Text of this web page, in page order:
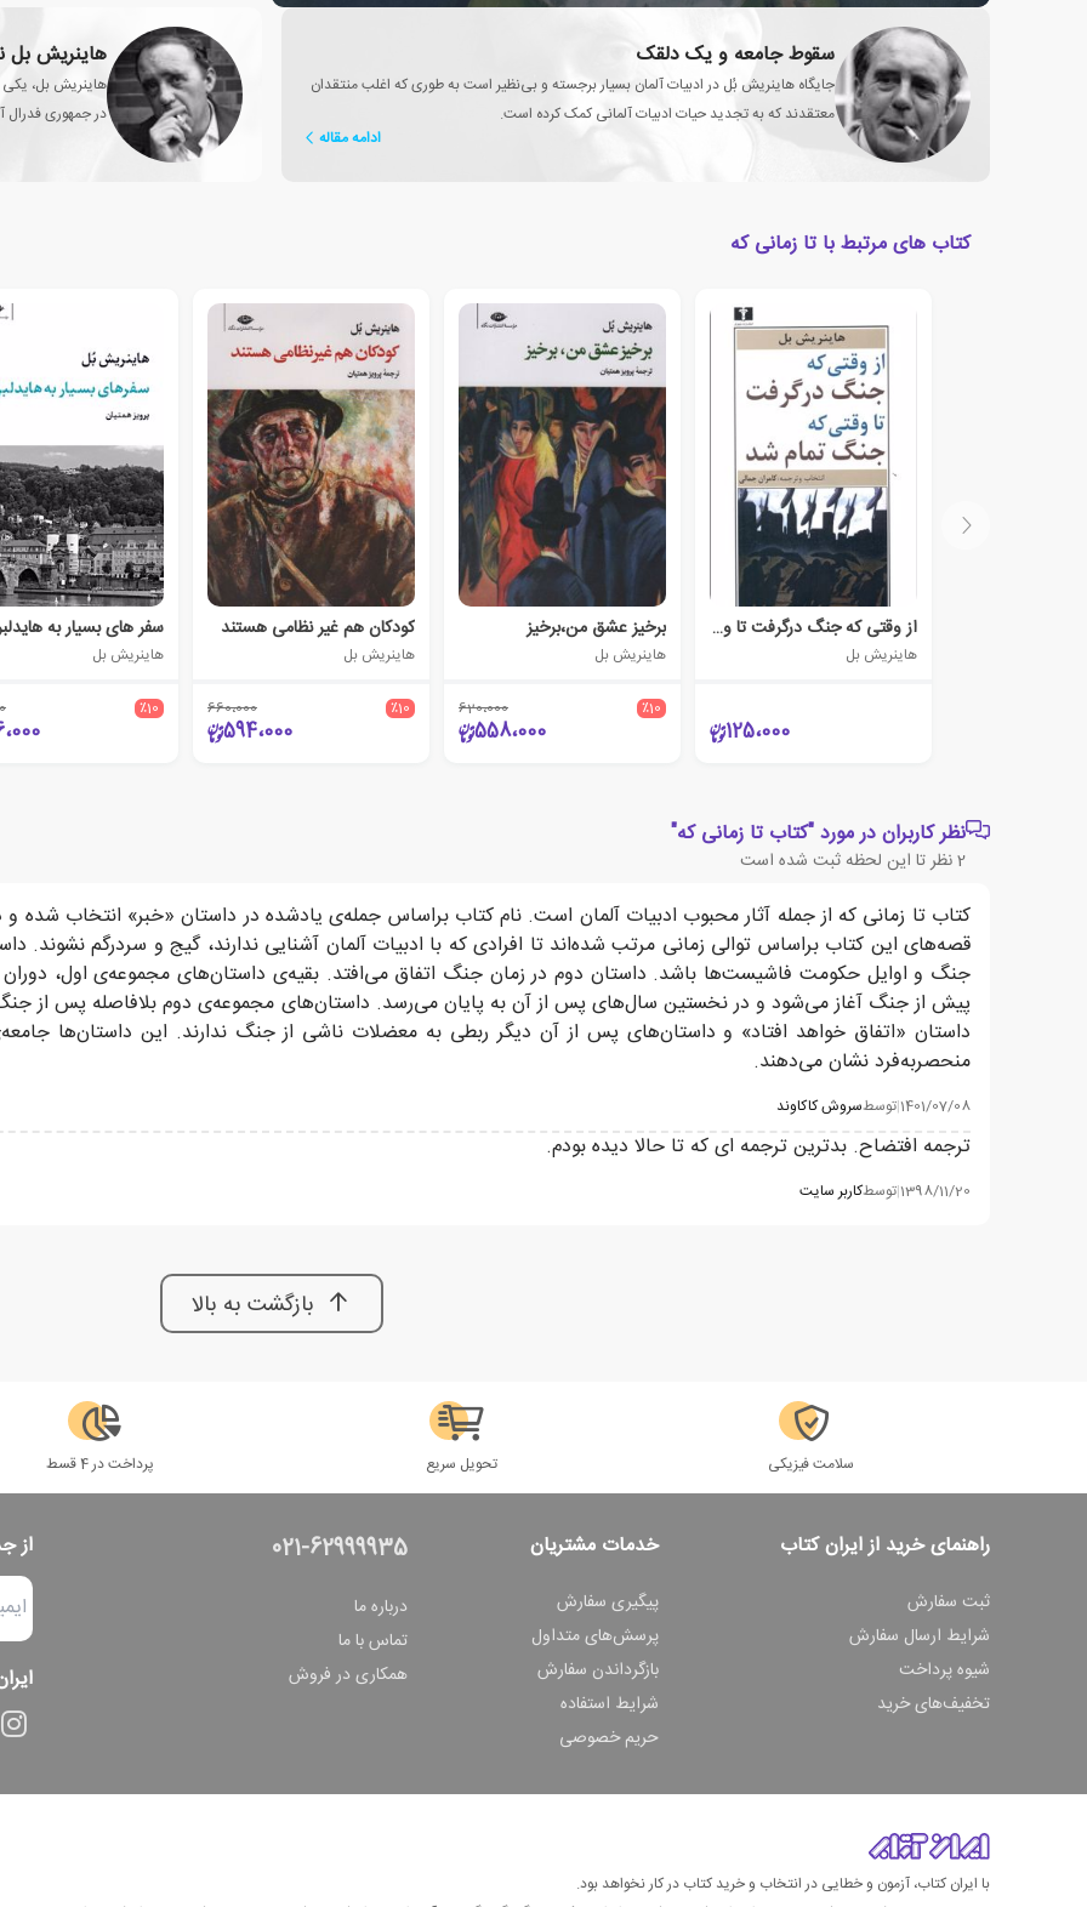
سقوط جامعه و یک دلقک
جایگاه هاینریش بُل در ادبیات آلمان بسیار برجسته و بی‌نظیر است به طوری که اغلب منتقدان
معتقدند که به تجدید حیات ادبیات آلمانی کمک کرده است.
ادامه مقاله
هاینریش بل
هاینریش بل، یکی
کتاب های مرتبط با تا زمانی که
از وقتی که جنگ درگرفت تا وقتی که جنگ تمام شد
هاینریش بل
125،000
برخیز عشق من،برخیز
هاینریش بل
٪10 620،000
558،000
کودکان هم غیر نظامی هستند
هاینریش بل
٪10 660،000
594،000
سفر های بسیار به
هاینریش بل
٪10
نظر کاربران در مورد "کتاب تا زمانی که"
2نظر تا این لحظه ثبت شده است
کتاب تا زمانی که از جمله آثار محبوب ادبیات آلمان است. نام کتاب براساس جمله‌ی یادشده در داستان «خبر» انتخاب شده
قصه‌های این کتاب براساس توالی زمانی مرتب شده‌اند تا افرادی که با ادبیات آلمان آشنایی ندارند، گیج و سردرگم نشوند.
جنگ و اوایل حکومت فاشیست‌ها باشد. داستان دوم در زمان جنگ اتفاق می‌افتد. بقیه‌ی داستان‌های مجموعه‌ی اول،
پیش از جنگ آغاز می‌شود و در نخستین سال‌های پس از آن به پایان می‌رسد. داستان‌های مجموعه‌ی دوم بلافاصله پس از
داستان «اتفاق خواهد افتاد» و داستان‌های پس از آن دیگر ربطی به معضلات ناشی از جنگ ندارند. این داستان‌ها
منحصر‌به‌فرد نشان می‌دهند.
1401/07/08
|توسطسروش كاكاوند
ترجمه افتضاح. بدترین ترجمه ای که تا حالا دیده بودم.
1398/11/20
|توسطکاربر سایت
بازگشت به بالا
سلامت فیزیکی تحویل سریع پرداخت در 4 قسط
راهنمای خرید از ایران کتاب
ثبت سفارش
شرایط ارسال سفارش
شیوه پرداخت
تخفیف‌های خرید
خدمات مشتریان
پیگیری سفارش
پرسش‌های متداول
بازگرداندن سفارش
شرایط استفاده
حریم خصوصی
021-62999935
درباره ما
تماس با ما
همکاری در فروش
از
با ایران کتاب، آزمون و خطایی در انتخاب و خرید کتاب در کار نخواهد بود.